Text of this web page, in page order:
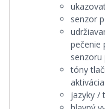
senzor
pečenie
senzoru
tóny
jazyky /